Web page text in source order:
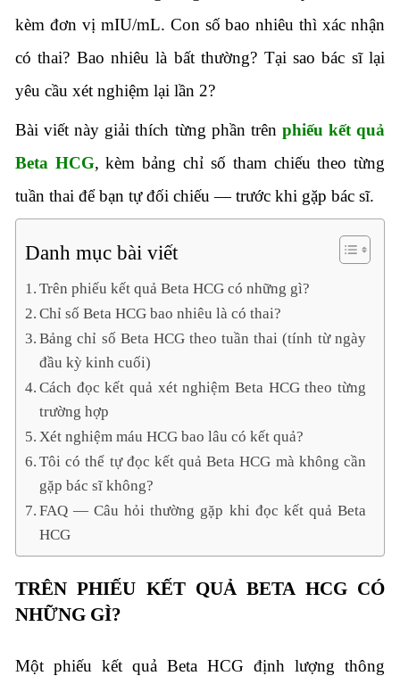
kèm đơn vị mIU/mL. Con số bao nhiêu thì xác nhận
có thai? Bao nhiêu là bất thường? Tại sao bác sĩ lại
yêu cầu xét nghiệm lại lần 2?
Bài viết này giải thích từng phần trên phiếu kết quả
Beta HCG, kèm bảng chỉ số tham chiếu theo từng
tuần thai để bạn tự đối chiếu — trước khi gặp bác sĩ.
Danh mục bài viết
Trên phiếu kết quả Beta HCG có những gì?
Chỉ số Beta HCG bao nhiêu là có thai?
Bảng chỉ số Beta HCG theo tuần thai (tính từ ngày
đầu kỳ kinh cuối)
Cách đọc kết quả xét nghiệm Beta HCG theo từng
trường hợp
Xét nghiệm máu HCG bao lâu có kết quả?
Tôi có thể tự đọc kết quả Beta HCG mà không cần
gặp bác sĩ không?
FAQ — Câu hỏi thường gặp khi đọc kết quả Beta
HCG
TRÊN PHIẾU KẾT QUẢ BETA HCG CÓ
NHỮNG GÌ?
Một phiếu kết quả Beta HCG định lượng thông